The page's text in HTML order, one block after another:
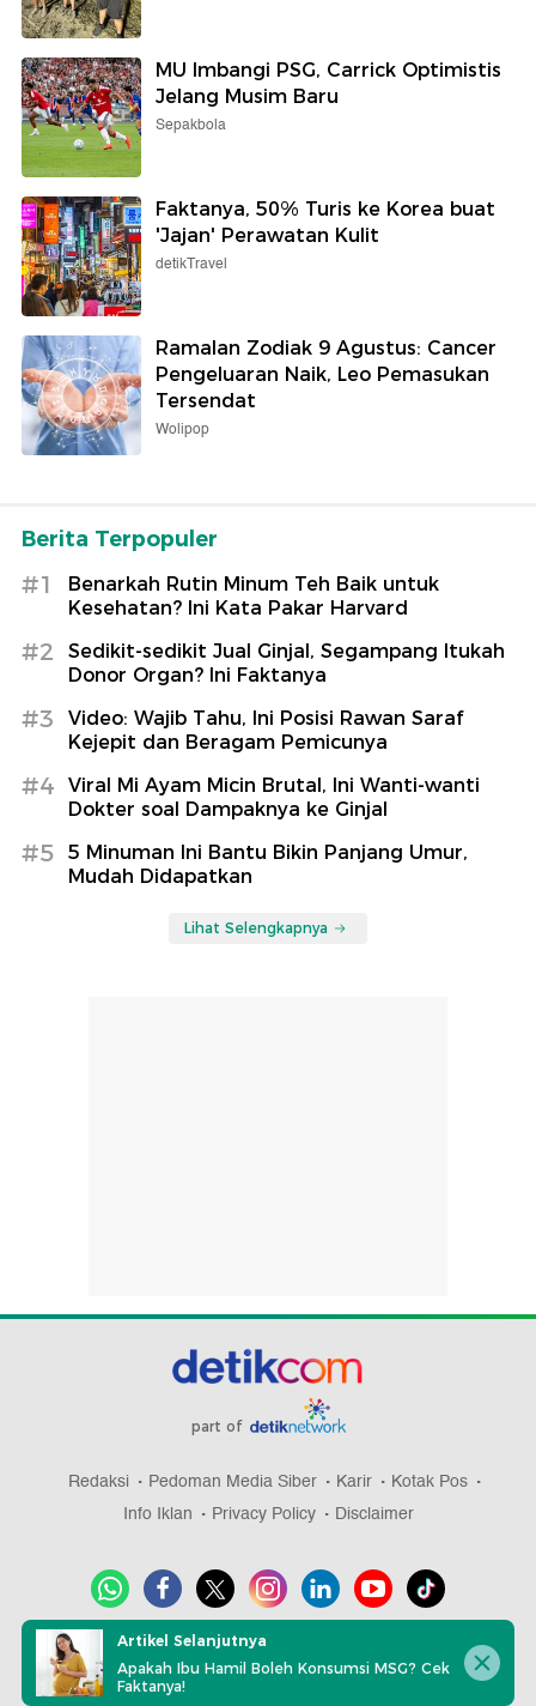
MU Imbangi PSG, Carrick Optimistis
Jelang Musim Baru
Sepakbola
Faktanya, 50% Turis ke Korea buat
'Jajan' Perawatan Kulit
detikTravel
Ramalan Zodiak 9 Agustus: Cancer
Pengeluaran Naik, Leo Pemasukan
Tersendat
Wolipop
Berita Terpopuler
#1
Benarkah Rutin Minum Teh Baik untuk
Kesehatan? Ini Kata Pakar Harvard
#2
Sedikit-sedikit Jual Ginjal, Segampang Itukah
Donor Organ? Ini Faktanya
#3
Video: Wajib Tahu, Ini Posisi Rawan Saraf
Kejepit dan Beragam Pemicunya
#4
Viral Mi Ayam Micin Brutal, Ini Wanti-wanti
Dokter soal Dampaknya ke Ginjal
#5
5 Minuman Ini Bantu Bikin Panjang Umur,
Mudah Didapatkan
Lihat Selengkapnya
part of
Redaksi Pedoman Media Siber Karir
Kotak Pos
Info Iklan
Privacy Policy Disclaimer
Download aplikasi detikcom
Artikel Selanjutnya
Apakah Ibu Hamil Boleh Konsumsi MSG? Cek
Faktanya!